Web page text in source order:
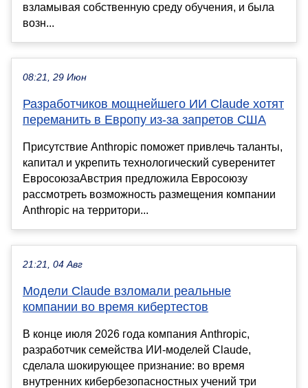
взламывая собственную среду обучения, и была
возн...
08:21, 29 Июн
Разработчиков мощнейшего ИИ Claude хотят
переманить в Европу из-за запретов США
Присутствие Anthropic поможет привлечь таланты,
капитал и укрепить технологический суверенитет
ЕвросоюзаАвстрия предложила Евросоюзу
рассмотреть возможность размещения компании
Anthropic на территори...
21:21, 04 Авг
Модели Claude взломали реальные
компании во время кибертестов
В конце июля 2026 года компания Anthropic,
разработчик семейства ИИ-моделей Claude,
сделала шокирующее признание: во время
внутренних кибербезопасностных учений три